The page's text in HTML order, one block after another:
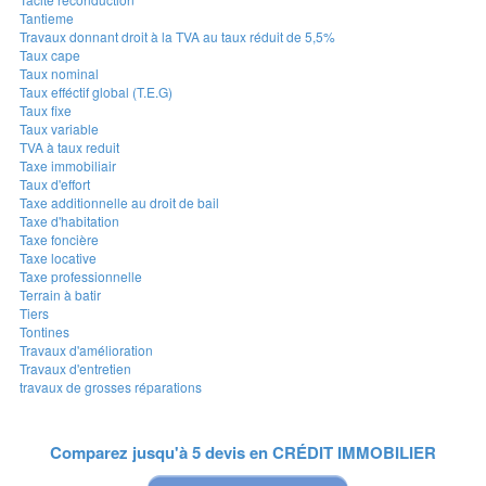
Tantieme
Travaux donnant droit à la TVA au taux réduit de 5,5%
Taux cape
Taux nominal
Taux efféctif global (T.E.G)
Taux fixe
Taux variable
TVA à taux reduit
Taxe immobiliair
Taux d'effort
Taxe additionnelle au droit de bail
Taxe d'habitation
Taxe foncière
Taxe locative
Taxe professionnelle
Terrain à batir
Tiers
Tontines
Travaux d'amélioration
Travaux d'entretien
travaux de grosses réparations
Comparez jusqu'à 5 devis enCRÉDIT IMMOBILIER